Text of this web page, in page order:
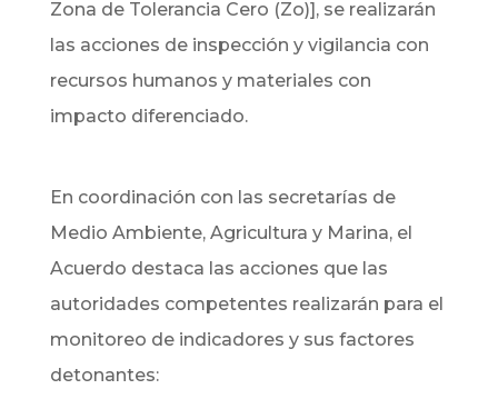
Zona de Tolerancia Cero (Zo)], se realizarán
las acciones de inspección y vigilancia con
recursos humanos y materiales con
impacto diferenciado.
En coordinación con las secretarías de
Medio Ambiente, Agricultura y Marina, el
Acuerdo destaca las acciones que las
autoridades competentes realizarán para el
monitoreo de indicadores y sus factores
detonantes: